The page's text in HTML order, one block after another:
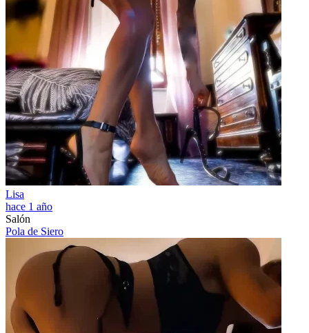
Lisa
hace 1 año
Salón
Pola de Siero